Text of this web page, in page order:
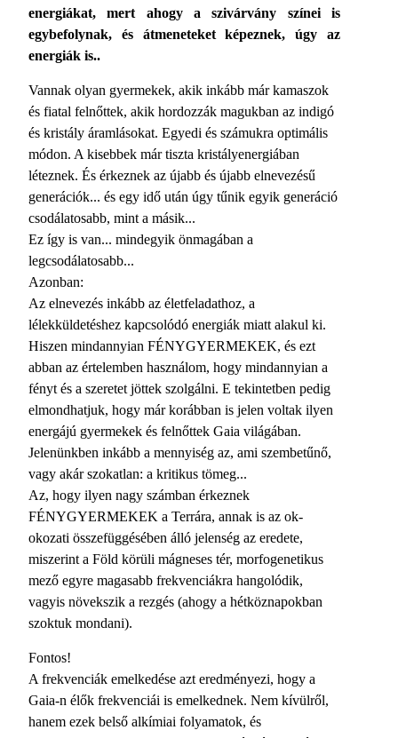
energiákat, mert ahogy a szivárvány színei is
egybefolynak, és átmeneteket képeznek, úgy az
energiák is..
Vannak olyan gyermekek, akik inkább már kamaszok
és fiatal felnőttek, akik hordozzák magukban az indigó
és kristály áramlásokat. Egyedi és számukra optimális
módon. A kisebbek már tiszta kristályenergiában
léteznek. És érkeznek az újabb és újabb elnevezésű
generációk... és egy idő után úgy tűnik egyik generáció
csodálatosabb, mint a másik...
Ez így is van... mindegyik önmagában a
legcsodálatosabb...
Azonban:
Az elnevezés inkább az életfeladathoz, a
lélekküldetéshez kapcsolódó energiák miatt alakul ki.
Hiszen mindannyian FÉNYGYERMEKEK, és ezt
abban az értelemben használom, hogy mindannyian a
fényt és a szeretet jöttek szolgálni. E tekintetben pedig
elmondhatjuk, hogy már korábban is jelen voltak ilyen
energájú gyermekek és felnőttek Gaia világában.
Jelenünkben inkább a mennyiség az, ami szembetűnő,
vagy akár szokatlan: a kritikus tömeg...
Az, hogy ilyen nagy számban érkeznek
FÉNYGYERMEKEK a Terrára, annak is az ok-
okozati összefüggésében álló jelenség az eredete,
miszerint a Föld körüli mágneses tér, morfogenetikus
mező egyre magasabb frekvenciákra hangolódik,
vagyis növekszik a rezgés (ahogy a hétköznapokban
szoktuk mondani).
Fontos!
A frekvenciák emelkedése azt eredményezi, hogy a
Gaia-n élők frekvenciái is emelkednek. Nem kívülről,
hanem ezek belső alkímiai folyamatok, és